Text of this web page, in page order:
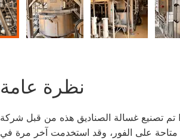
نظرة عامة
تم تصنيع غسالة الصناديق هذه من قبل شركة Klotzki الألمانية في عام 2011. وهي مصممة لتنظيف
متاحة على الفور، وقد استخدمت آخر مرة في